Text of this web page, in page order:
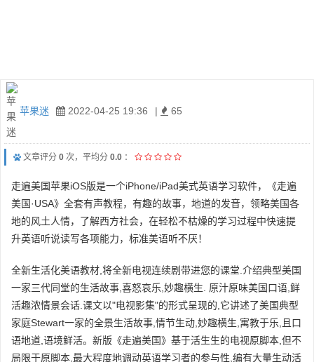
苹果迷 2022-04-25 19:36 | 65
文章评分 0 次，平均分 0.0 ：
走遍美国苹果iOS版是一个iPhone/iPad美式英语学习软件，《走遍
美国·USA》全套有声教程，有趣的故事，地道的发音，领略美国各
地的风土人情，了解西方社会，在轻松不枯燥的学习过程中快速提
升英语听说读写各项能力，标准美语听不厌！
全新生活化美语教材,将全新电视连续剧带进您的课堂.介绍典型美国
一家三代同堂的生活故事,喜怒哀乐,妙趣横生. 原汁原味美国口语,鲜
活趣浓情景会话.课文以"电视影集"的形式呈现的,它讲述了美国典型
家庭Stewart一家的全景生活故事,情节生动,妙趣横生,寓教于乐,且口
语地道,语境鲜活。新版《走遍美国》基于活生生的电视原脚本,但不
局限于原脚本,最大程度地调动英语学习者的参与性,编有大量生动活